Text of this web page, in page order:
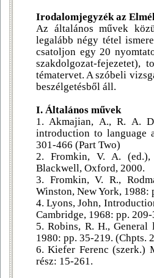
Irodalomjegyzék az
Az általános művek
legalább négy tétel
csatoljon egy 20
szakdolgozat-fejezetet),
tématervet. A szóbeli
beszélgetésből áll.
I. Általános művek
1. Akmajian, A., R. A.
introduction to language
301-466 (Part Two)
2. Fromkin, V. A.
Blackwell, Oxford, 2000.
3. Fromkin, V. R.,
Winston, New York, 1988:
4. Lyons, John,
Cambridge, 1968: pp.
5. Robins, R. H.,
1980: pp. 35-219. (Chpts.
6. Kiefer Ferenc (szerk.)
rész: 15-261.